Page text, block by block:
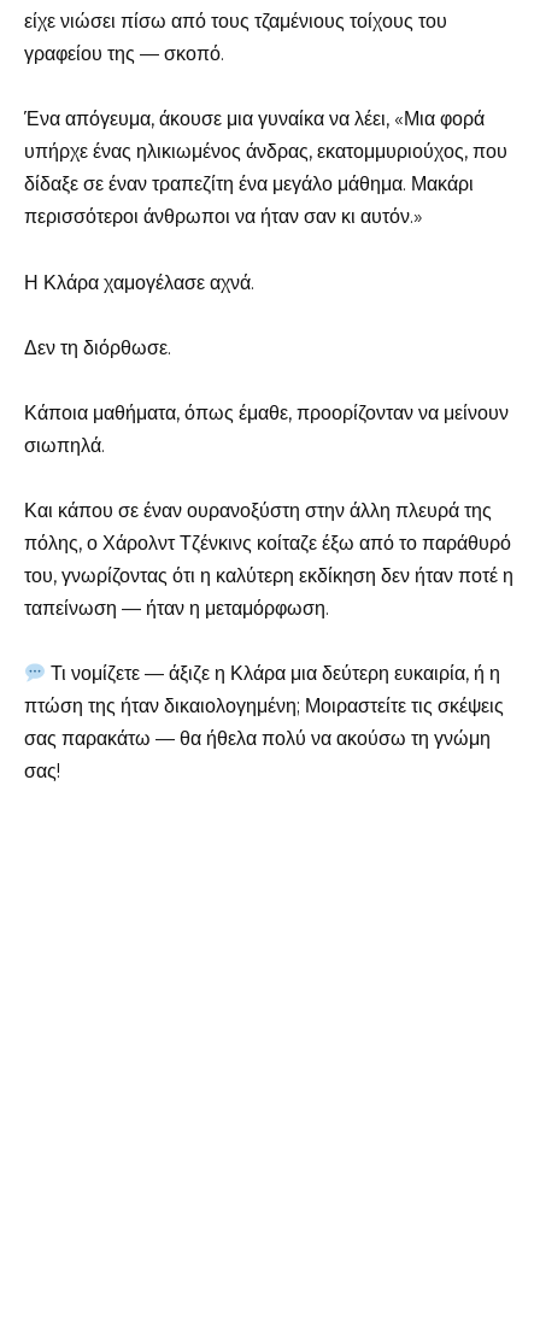
είχε νιώσει πίσω από τους τζαμένιους τοίχους του
γραφείου της — σκοπό.
Ένα απόγευμα, άκουσε μια γυναίκα να λέει, «Μια φορά
υπήρχε ένας ηλικιωμένος άνδρας, εκατομμυριούχος, που
δίδαξε σε έναν τραπεζίτη ένα μεγάλο μάθημα. Μακάρι
περισσότεροι άνθρωποι να ήταν σαν κι αυτόν.»
Η Κλάρα χαμογέλασε αχνά.
Δεν τη διόρθωσε.
Κάποια μαθήματα, όπως έμαθε, προορίζονταν να μείνουν
σιωπηλά.
Και κάπου σε έναν ουρανοξύστη στην άλλη πλευρά της
πόλης, ο Χάρολντ Τζένκινς κοίταζε έξω από το παράθυρό
του, γνωρίζοντας ότι η καλύτερη εκδίκηση δεν ήταν ποτέ η
ταπείνωση — ήταν η μεταμόρφωση.
Τι νομίζετε — άξιζε η Κλάρα μια δεύτερη ευκαιρία, ή η
πτώση της ήταν δικαιολογημένη; Μοιραστείτε τις σκέψεις
σας παρακάτω — θα ήθελα πολύ να ακούσω τη γνώμη
σας!